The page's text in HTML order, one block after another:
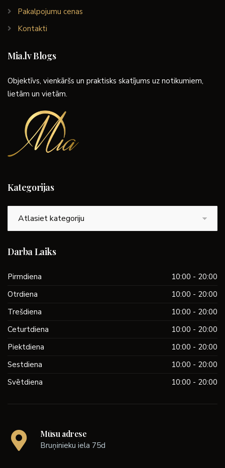
Pakalpojumu cenas
Kontakti
Mia.lv Blogs
Objektīvs, vienkāršs un praktisks skatījums uz notikumiem,
lietām un vietām.
Kategorijas
Darba Laiks
Pirmdiena
10:00 - 20:00
Otrdiena
10:00 - 20:00
Trešdiena
10:00 - 20:00
Ceturtdiena
10:00 - 20:00
Piektdiena
10:00 - 20:00
Sestdiena
10:00 - 20:00
Svētdiena
10:00 - 20:00
Mūsu adrese
Bruņinieku iela 75d